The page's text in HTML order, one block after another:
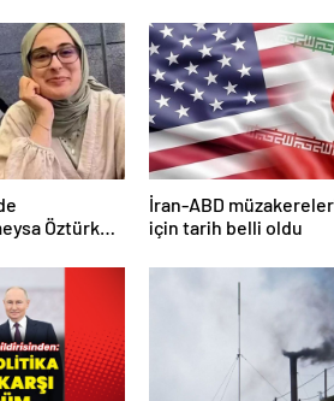
Öztürk
İran-ABD
için tarih belli oldu